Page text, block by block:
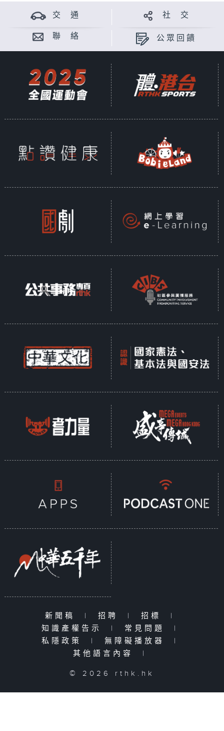
交 通 社 交
聯 絡 公眾回饋
新聞稿 | 招聘 | 招標
|
知識產權告示
| 常見問題
|
私隱政策
| 無障礙播放器
|
其他語言內容
|
© 2026 rthk.hk